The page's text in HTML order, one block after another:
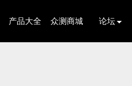
产品大全 众测商城 论坛